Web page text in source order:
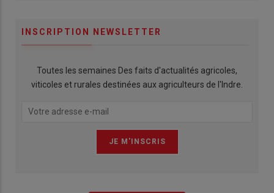
INSCRIPTION NEWSLETTER
Toutes les semaines Des faits d'actualités agricoles,
viticoles et rurales destinées aux agriculteurs de l'Indre.